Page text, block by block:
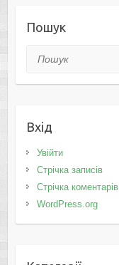
Пошук
Пошук
Вхід
Увійти
Стрічка записів
Стрічка коментарів
WordPress.org